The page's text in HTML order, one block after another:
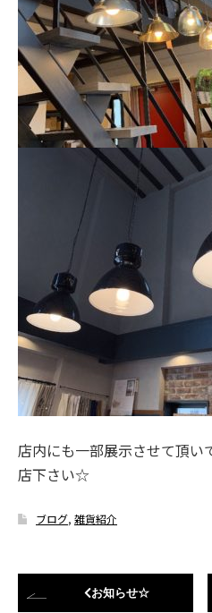
店内にも一部展示させて頂い
店下さい☆
ブログ, 雑貨紹介
お知らせ☆